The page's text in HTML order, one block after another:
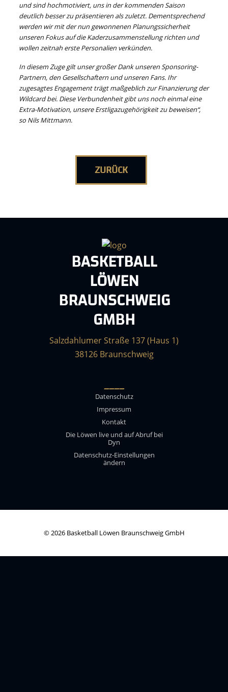
und sind hochmotiviert, uns in der kommenden Saison
deutlich besser zu präsentieren als zuletzt. Dementsprechend
werden wir mit der nun gewonnenen Planungssicherheit
unseren Fokus auf die Kaderzusammenstellung richten und
wollen zeitnah erste Personalien verkünden.
In diesem Zuge gilt unser großer Dank unseren Sponsoring-
Partnern, den Gesellschaftern und unseren Fans. Ihr
zugesagtes Engagement trägt maßgeblich zur Finanzierung der
Wildcard bei. Diese Verbundenheit gibt uns noch einmal eine
Extra-Motivation, unsere Erstligazugehörigkeit zu beweisen“,
so Nils Mittmann.
ZURÜCK
BASKETBALL
LÖWEN
BRAUNSCHWEIG
GMBH
Salzdahlumer Straße 137 (Haus 1)
38126 Braunschweig
____
Datenschutz
Impressum
Kontakt
Die Löwen live und auf Abruf bei
Dyn
Datenschutz-Einstellungen
ändern
© 2026 Basketball Löwen Braunschweig GmbH